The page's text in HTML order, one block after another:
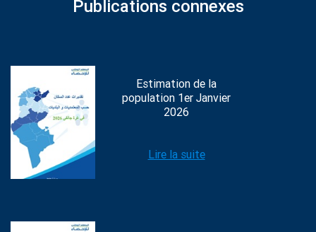
Publications connexes
Estimation de la
population 1er Janvier
2026
Lire la suite